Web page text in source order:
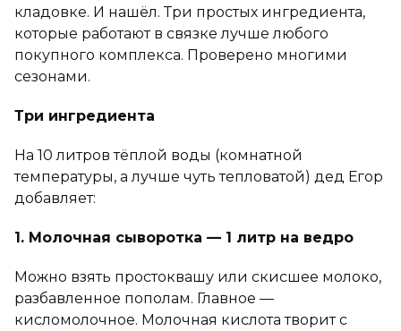
кладовке. И нашёл. Три простых ингредиента,
которые работают в связке лучше любого
покупного комплекса. Проверено многими
сезонами.
Три ингредиента
На 10 литров тёплой воды (комнатной
температуры, а лучше чуть тепловатой) дед Егор
добавляет:
1. Молочная сыворотка — 1 литр на ведро
Можно взять простоквашу или скисшее молоко,
разбавленное пополам. Главное —
кисломолочное. Молочная кислота творит с